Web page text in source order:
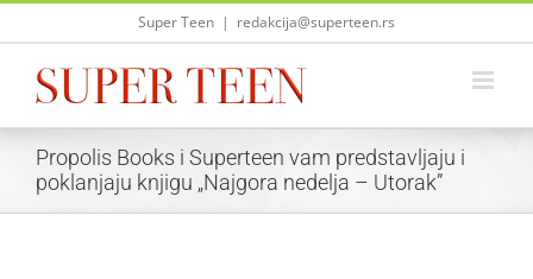
Skip
Super Teen | redakcija@superteen.rs
Propolis Books i Superteen vam predstavljaju i
poklanjaju knjigu „Najgora nedelja – Utorak”